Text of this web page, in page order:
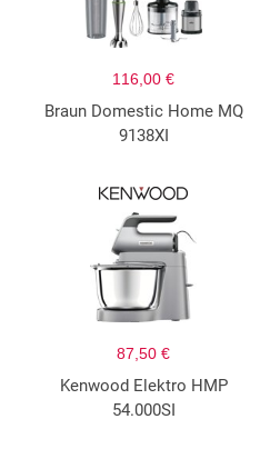
116,00 €
Braun Domestic Home MQ
9138XI
87,50 €
Kenwood Elektro HMP
54.000SI